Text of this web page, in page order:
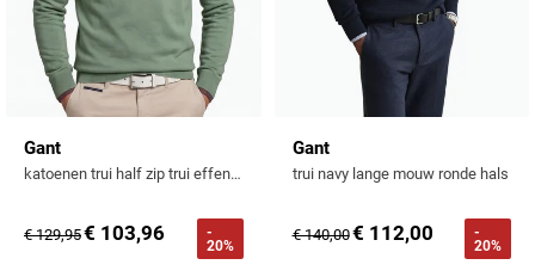
Gant
katoenen trui half zip trui effen groen normale fit
€ 129,95€ 103,96
-
20%
Gant
trui navy lange mouw ronde hals
€ 140,00€ 112,00
-
20%